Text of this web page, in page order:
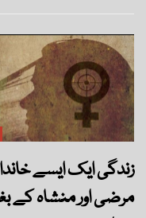
زندگی ایک ایسے
مرضی اور منشاہ کے